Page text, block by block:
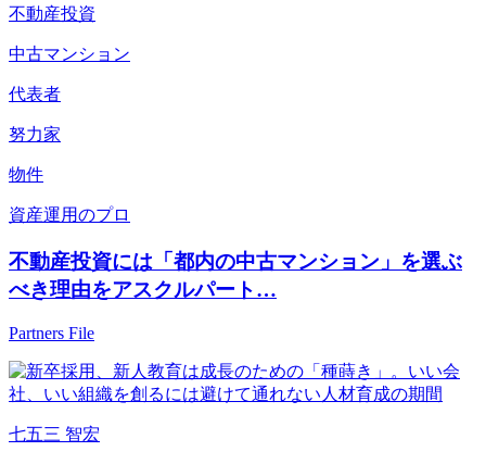
不動産投資
中古マンション
代表者
努力家
物件
資産運用のプロ
不動産投資には「都内の中古マンション」を選ぶ
べき理由をアスクルパート…
Partners File
七五三 智宏